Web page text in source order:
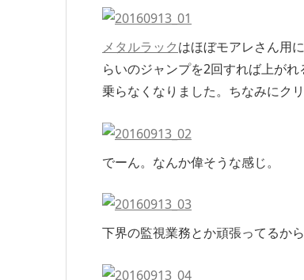
メタルラックはほぼモアレさん用
らいのジャンプを2回すれば上が
乗らなくなりました。ちなみにク
でーん。なんか偉そうな感じ。
下界の監視業務とか頑張ってるから